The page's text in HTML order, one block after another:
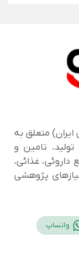
متعلق به
تامین و
داروئی، غذائی،
پژوهشی
واتساپ